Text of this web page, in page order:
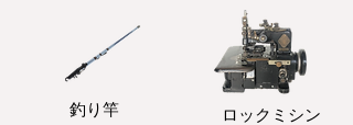
釣り竿 ロックミシン